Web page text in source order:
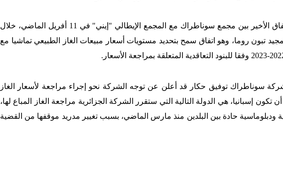
ويأتي هذا الارتفاع كنتيجة للاتفاق الأخير بين مجمع سوناطراك مع المجمع الإيطالي "إيني" في 11 أفريل الماضي، خلال
تبون روما، وهو اتفاق سمح بتحديد مستويات أسعار مبيعات الغاز الطبيعي تماشيا مع
سوناطراك توفيق حكار قد أعلن عن توجه الشركة نحو إجراء مراجعة لأسعار الغاز
تكون إسبانيا، هي الدولة التالية التي ستقرر الشركة الجزائرية مراجعة الغاز المباع لها،
حادة بين البلدين منذ مارس الماضي، بسبب تغيير مدريد موقفها من القضية